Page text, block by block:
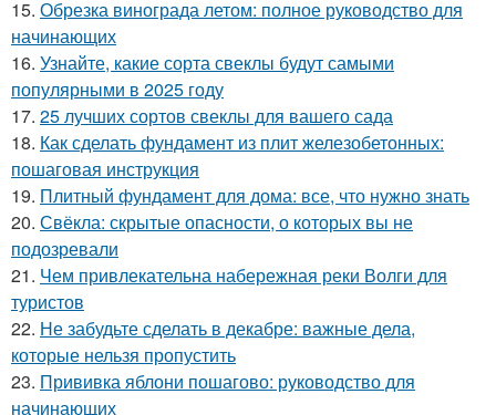
15. Обрезка винограда летом: полное руководство для
начинающих
16. Узнайте, какие сорта свеклы будут самыми
популярными в 2025 году
17. 25 лучших сортов свеклы для вашего сада
18. Как сделать фундамент из плит железобетонных:
пошаговая инструкция
19. Плитный фундамент для дома: все, что нужно знать
20. Свёкла: скрытые опасности, о которых вы не
подозревали
21. Чем привлекательна набережная реки Волги для
туристов
22. Не забудьте сделать в декабре: важные дела,
которые нельзя пропустить
23. Прививка яблони пошагово: руководство для
начинающих